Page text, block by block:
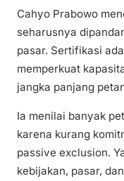
Cahyo Prabowo
seharusnya
pasar. Sertifikasi
memperkuat
jangka panjang
Ia menilai banyak
karena kurang
passive exclusion.
kebijakan, pasar,